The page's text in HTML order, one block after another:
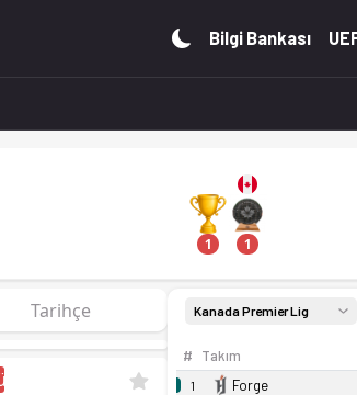
fikstür ve canlı skor Ofsayt'ta.
Bilgi Bankası
1 1
Tarihçe Kanada Premier Lig
# Takım
1 Forge